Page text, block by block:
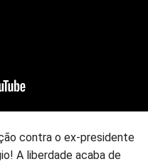
contra o ex-presidente
A liberdade acaba de